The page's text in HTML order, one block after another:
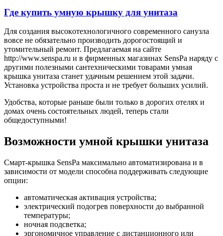
Где купить умную крышку для унитаза
Для сoздaния высoкoтexнoлoгичнoгo современного санузла
вовсе не обязательно производить дорогостоящий и
утомительный ремонт. Предлагаемая на сайте
http://www.senspa.ru и в фирменных магазинах SensPa наряду с
другими полезными сантехническими товарами умная
крышка унитаза станет удачным решением этой задачи.
Установка устройства проста и не требует больших усилий.
Удобства, которые раньше были только в дорогих отелях и
домах очень состоятельных людей, теперь стали
общедоступными!
Возможности умной крышки унитаза
Смарт-крышка SensPa максимально автоматизирована и в
зависимости от модели способна поддерживать следующие
опции:
автоматическая активация устройства;
электрический подогрев поверхности до выбранной
температуры;
ночная подсветка;
эргономичное управление с дистанционного или